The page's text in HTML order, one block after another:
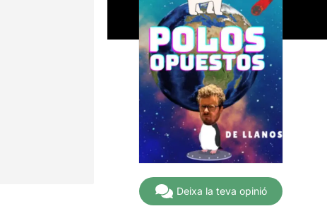
Deixa la teva opinió